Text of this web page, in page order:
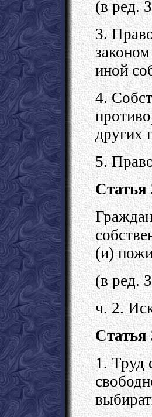
(в ред.
3.
иной
4.
других
5.
Статья
(и)
(в ред.
ч. 2.
Статья
1. Труд